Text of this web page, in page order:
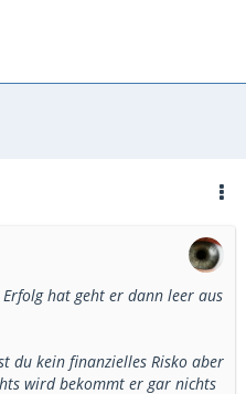
hat geht er dann leer aus
du kein finanzielles Risko aber
wird bekommt er gar nichts